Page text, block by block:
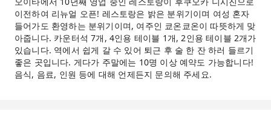
이전하여 리뉴얼 오픈! 레스토랑은 밝은 분위기이며 여성 혼자
들어가도 환영하는 분위기이며, 여주인 쿄온쿄온이 따뜻하게 맞
아줍니다. 카운터석 7개, 4인용 테이블 1개, 2인용 테이블 2개가
있습니다. 역에서 쉽게 갈 수 있어 퇴근 후 술 한 잔 하러 들르기
좋은 곳입니다. 게다가 주말에는 10명 이상 예약도 가능합니다!
음식, 음료, 인원 등에 대해 언제든지 문의해 주세요.